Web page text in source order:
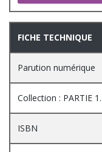
FICHE TECHNIQUE
Parution numérique
Collection : PARTIE
ISBN